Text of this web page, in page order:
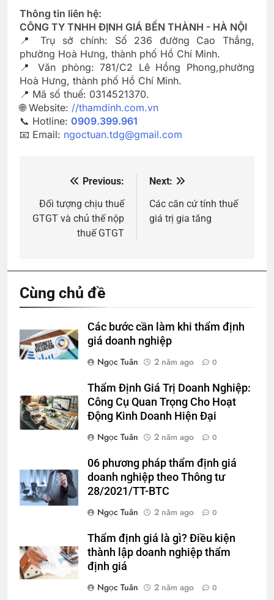
Thông tin liên hệ:
CÔNG TY TNHH ĐỊNH GIÁ BẾN THÀNH - HÀ NỘI
📍 Trụ sở chính: Số 236 đường Cao Thắng,
phường Hoà Hưng, thành phố Hồ Chí Minh.
📍 Văn phòng: 781/C2 Lê Hồng Phong,phường
Hoà Hưng, thành phố Hồ Chí Minh.
📍 Mã số thuế: 0314521370.
🌐 Website: //thamdinh.com.vn
📞 Hotline: 0909.399.961
📧 Email: ngoctuan.tdg@gmail.com
hướng
Previous:
Đối tượng chịu thuế
GTGT và chủ thế nộp
thuế GTGT
Next:
Các căn cứ tính thuế
giá trị gia tăng
Cùng chủ đề
Các bước cần làm khi thẩm định
giá doanh nghiệp
Ngọc Tuân
2 năm ago 0
Thẩm Định Giá Trị Doanh Nghiệp:
Công Cụ Quan Trọng Cho Hoạt
Động Kinh Doanh Hiện Đại
Ngọc Tuân
2 năm ago 0
06 phương pháp thẩm định giá
doanh nghiệp theo Thông tư
28/2021/TT-BTC
Ngọc Tuân
2 năm ago 0
Thẩm định giá là gì? Điều kiện
thành lập doanh nghiệp thẩm
định giá
Ngọc Tuân
2 năm ago 0